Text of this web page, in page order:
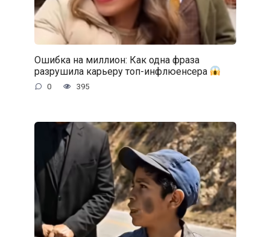
Ошибка на миллион: Как одна фраза
разрушила карьеру топ-инфлюенсера
0 395